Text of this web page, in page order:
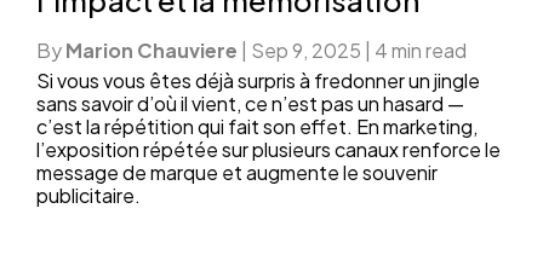
ByMarion Chauviere | Sep 9, 2025 | 4 min read
Si vous vous êtes déjà surpris à fredonner un jingle
sans savoir d’où il vient, ce n’est pas un hasard —
c’est la répétition qui fait son effet. En marketing,
l’exposition répétée sur plusieurs canaux renforce le
message de marque et augmente le souvenir
publicitaire.